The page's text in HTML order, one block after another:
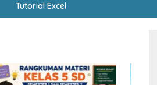
Tutorial Excel